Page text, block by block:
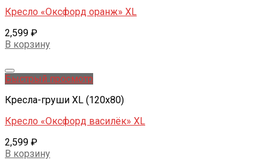
Кресло «Оксфорд оранж» XL
2,599 ₽
В корзину
Быстрый просмотр
Кресла-груши XL (120x80)
Кресло «Оксфорд василёк» XL
2,599 ₽
В корзину